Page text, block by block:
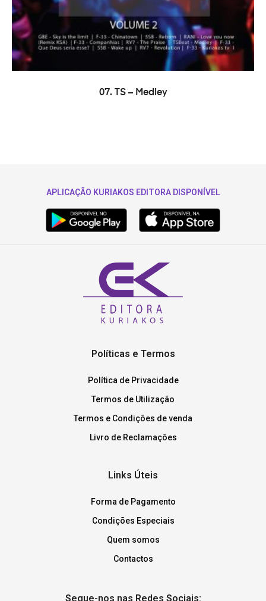
LER MAIS
07. TS – Medley
APLICAÇÃO KURIAKOS EDITORA DISPONÍVEL
Políticas e Termos
Política de Privacidade
Termos de Utilização
Termos e Condições de venda
Livro de Reclamações
Links Úteis
Forma de Pagamento
Condições Especiais
Quem somos
Contactos
Segue-nos nas Redes Sociais: